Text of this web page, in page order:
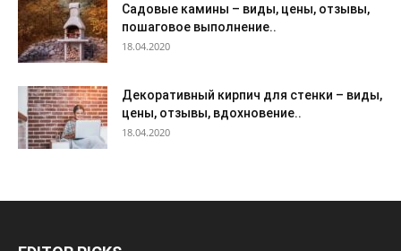
Садовые камины – виды, цены, отзывы,
пошаговое выполнение..
18.04.2020
Декоративный кирпич для стенки – виды,
цены, отзывы, вдохновение..
18.04.2020